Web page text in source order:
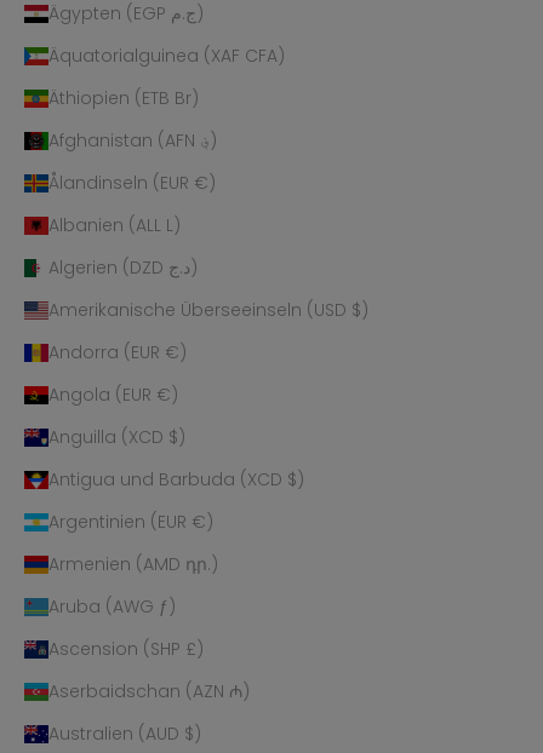
Ägypten (EGP ج.م)
Äquatorialguinea (XAF CFA)
Äthiopien (ETB Br)
Afghanistan (AFN ؋)
Ålandinseln (EUR €)
Albanien (ALL L)
Algerien (DZD د.ج)
Amerikanische Überseeinseln (USD $)
Andorra (EUR €)
Angola (EUR €)
Anguilla (XCD $)
Antigua und Barbuda (XCD $)
Argentinien (EUR €)
Armenien (AMD դր.)
Aruba (AWG ƒ)
Ascension (SHP £)
Aserbaidschan (AZN ₼)
Australien (AUD $)